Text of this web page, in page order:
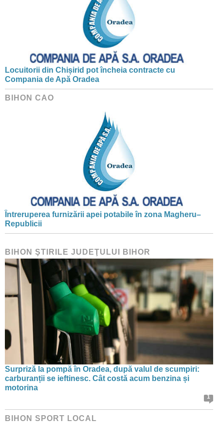
Locuitorii din Chișirid pot încheia contracte cu
Compania de Apă Oradea
BIHON CAO
Întreruperea furnizării apei potabile în zona Magheru–
Republicii
BIHON ŞTIRILE JUDEŢULUI BIHOR
Surpriză la pompă în Oradea, după valul de scumpiri:
carburanții se ieftinesc. Cât costă acum benzina și
motorina
1
BIHON SPORT LOCAL